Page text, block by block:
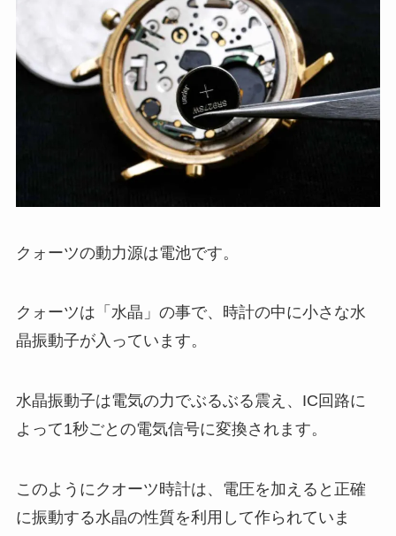
クォーツの動力源は電池です。
クォーツは「水晶」の事で、時計の中に小さな水
晶振動子が入っています。
水晶振動子は電気の力でぶるぶる震え、IC回路に
よって1秒ごとの電気信号に変換されます。
このようにクオーツ時計は、電圧を加えると正確
に振動する水晶の性質を利用して作られていま